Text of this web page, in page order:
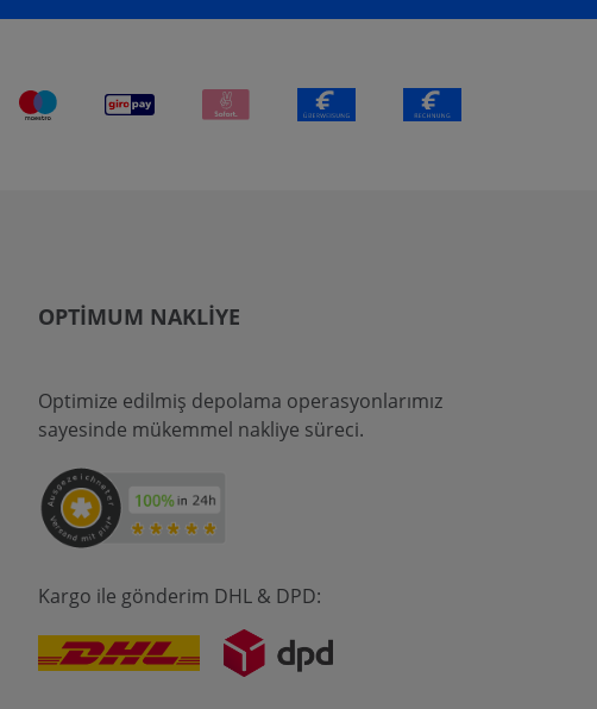
OPTIMUM NAKLIYE
Optimize edilmiş depolama operasyonlarımız
sayesinde mükemmel nakliye süreci.
Kargo ile gönderim DHL & DPD: